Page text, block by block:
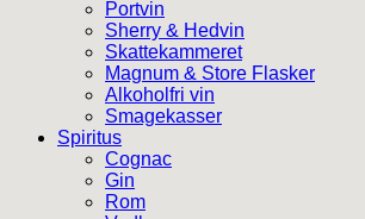
Portvin
Sherry & Hedvin
Skattekammeret
Magnum & Store Flasker
Alkoholfri vin
Smagekasser
Spiritus
Cognac
Gin
Rom